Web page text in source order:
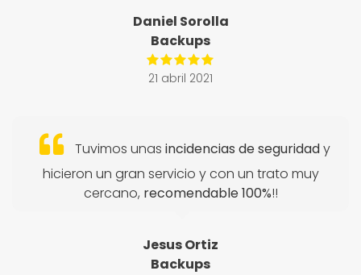
Daniel Sorolla
Backups
21 abril 2021
Tuvimos unas incidencias de seguridady
hicieron un gran servicio y con un trato muy
cercano, recomendable 100%!!
Jesus Ortiz
Backups